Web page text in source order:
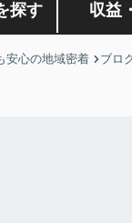
探す 収益
安心の地域密着 ブロ